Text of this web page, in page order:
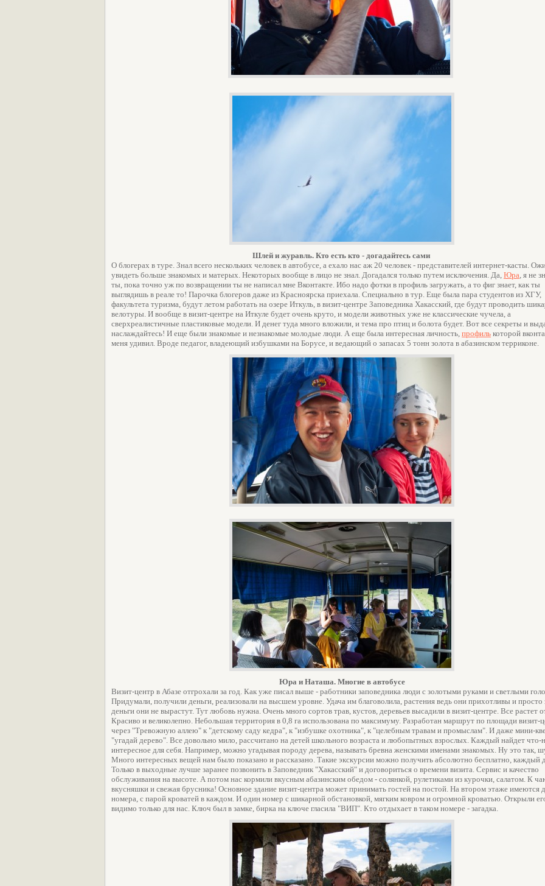
Шлей и журавль. Кто есть кто - догадайтесь сами
О блогерах в туре. Знал всего нескольких человек в автобусе, а ехало нас аж 20 человек - представителей интернет-касты.
увидеть больше знакомых и матерых. Некоторых вообще в лицо не знал. Догадался только путем исключения. Да, Юра, я не
ты, пока точно уж по возвращении ты не написал мне Вконтакте. Ибо надо фотки в профиль загружать, а то фиг знает, как ты
выглядишь в реале то! Парочка блогеров даже из Красноярска приехала. Специально в тур. Еще была пара студентов из ХГУ,
факультета туризма, будут летом работать на озере Иткуль, в визит-центре Заповедника Хакасский, где будут проводить
велотуры. И вообще в визит-центре на Иткуле будет очень круто, и модели животных уже не классические чучела, а
сверхреалистичные пластиковые модели. И денег туда много вложили, и тема про птиц и болота будет. Вот все секреты и
наслаждайтесь! И еще были знакомые и незнакомые молодые люди. А еще была интересная личность, профиль которой
меня удивил. Вроде педагог, владеющий избушками на Борусе, и ведающий о запасах 5 тонн золота в абазинском терриконе.
Юра и Наташа. Многие в автобусе
Визит-центр в Абазе отгрохали за год. Как уже писал выше - работники заповедника люди с золотыми руками и светлыми
Придумали, получили деньги, реализовали на высшем уровне. Удача им благоволила, растения ведь они прихотливы и просто
деньги они не вырастут. Тут любовь нужна. Очень много сортов трав, кустов, деревьев высадили в визит-центре. Все растет
Красиво и великолепно. Небольшая территория в 0,8 га использована по максимуму. Разработан маршрут по площади визит-
через "Тревожную аллею" к "детскому саду кедра", к "избушке охотника", к "целебным травам и промыслам". И даже мини-
"угадай дерево". Все довольно мило, рассчитано на детей школьного возраста и любопытных взрослых. Каждый найдет что-
интересное для себя. Например, можно угадывая породу дерева, называть бревна женскими именами знакомых. Ну это так,
Много интересных вещей нам было показано и рассказано. Такие экскурсии можно получить абсолютно бесплатно, каждый
Только в выходные лучше заранее позвонить в Заповедник "Хакасский" и договориться о времени визита. Сервис и качество
обслуживания на высоте. А потом нас кормили вкусным абазинским обедом - солянкой, рулетиками из курочки, салатом. К
вкусняшки и свежая брусника! Основное здание визит-центра может принимать гостей на постой. На втором этаже имеются
номера, с парой кроватей в каждом. И один номер с шикарной обстановкой, мягким ковром и огромной кроватью. Открыли
видимо только для нас. Ключ был в замке, бирка на ключе гласила "ВИП". Кто отдыхает в таком номере - загадка.